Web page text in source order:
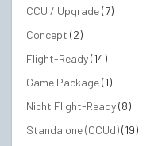
CCU / Upgrade(7)
Concept (2)
Flight-Ready(14)
Game Package(1)
Nicht Flight-Ready(8)
Standalone (CCUd)(19)